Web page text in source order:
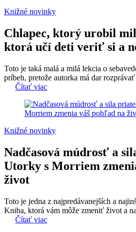
Knižné novinky
Chlapec, ktorý urobil
ktorá učí deti veriť si a
Toto je taká malá a milá lekcia o
príbeh, pretože autorka má dar
Čítať viac
Knižné novinky
Nadčasová múdrosť a
Utorky s Morriem
život
Toto je jedna z najpredávanejších a
Kniha, ktorá vám môže zmeniť život a
Čítať viac